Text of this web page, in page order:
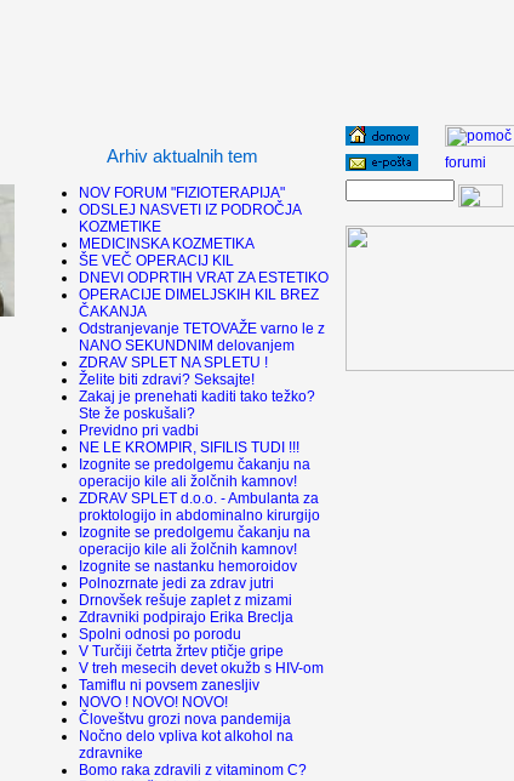
Arhiv aktualnih tem
NOV FORUM "FIZIOTERAPIJA"
ODSLEJ NASVETI IZ PODROČJA
KOZMETIKE
MEDICINSKA KOZMETIKA
ŠE VEČ OPERACIJ KIL
DNEVI ODPRTIH VRAT ZA ESTETIKO
OPERACIJE DIMELJSKIH KIL BREZ
ČAKANJA
Odstranjevanje TETOVAŽE varno le z
NANO SEKUNDNIM delovanjem
ZDRAV SPLET NA SPLETU !
Želite biti zdravi? Seksajte!
Zakaj je prenehati kaditi tako težko?
Ste že poskušali?
Previdno pri vadbi
NE LE KROMPIR, SIFILIS TUDI !!!
Izognite se predolgemu čakanju na
operacijo kile ali žolčnih kamnov!
ZDRAV SPLET d.o.o. - Ambulanta za
proktologijo in abdominalno kirurgijo
Izognite se predolgemu čakanju na
operacijo kile ali žolčnih kamnov!
Izognite se nastanku hemoroidov
Polnozrnate jedi za zdrav jutri
Drnovšek rešuje zaplet z mizami
Zdravniki podpirajo Erika Breclja
Spolni odnosi po porodu
V Turčiji četrta žrtev ptičje gripe
V treh mesecih devet okužb s HIV-om
Tamiflu ni povsem zanesljiv
NOVO ! NOVO! NOVO!
Človeštvu grozi nova pandemija
Nočno delo vpliva kot alkohol na
zdravnike
Bomo raka zdravili z vitaminom C?